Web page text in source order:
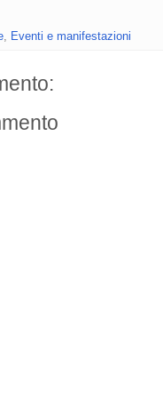
Eventi e manifestazioni